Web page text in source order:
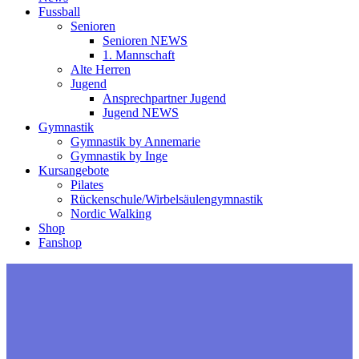
Fussball
Senioren
Senioren NEWS
1. Mannschaft
Alte Herren
Jugend
Ansprechpartner Jugend
Jugend NEWS
Gymnastik
Gymnastik by Annemarie
Gymnastik by Inge
Kursangebote
Pilates
Rückenschule/Wirbelsäulengymnastik
Nordic Walking
Shop
Fanshop